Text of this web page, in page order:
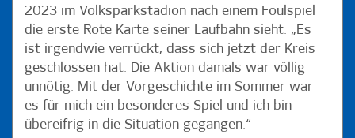
2023 im Volksparkstadion nach einem Foulspiel
die erste Rote Karte seiner Laufbahn sieht. „Es
ist irgendwie verrückt, dass sich jetzt der Kreis
geschlossen hat. Die Aktion damals war völlig
unnötig. Mit der Vorgeschichte im Sommer war
es für mich ein besonderes Spiel und ich bin
übereifrig in die Situation gegangen.“